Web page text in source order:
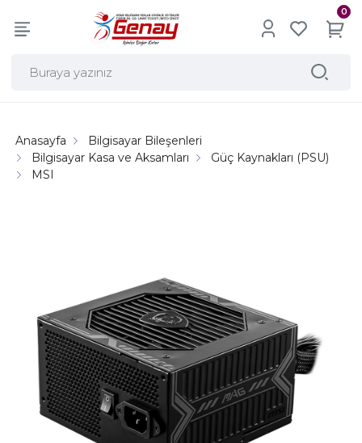
0
Anasayfa
Bilgisayar Bileşenleri
Bilgisayar Kasa ve Aksamları
Güç Kaynakları (PSU)
MSI